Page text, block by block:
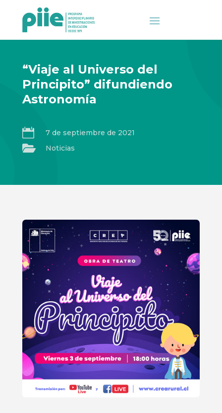
“Viaje al Universo del
Principito” difundiendo
Astronomía
 7 de septiembre de 2021
 Noticias